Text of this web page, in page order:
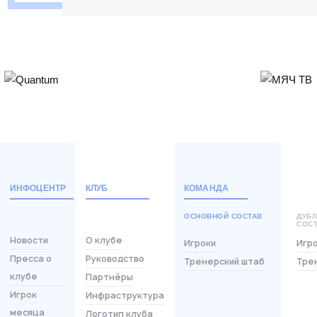
ИНФОЦЕНТР
Новости
Пресса о
клубе
Игрок
месяца
КЛУБ
О клубе
Руководство
Партнёры
Инфраструктура
Логотип клуба
КОМАНДА
ОСНОВНОЙ СОСТАВ
Игроки
Тренерский штаб